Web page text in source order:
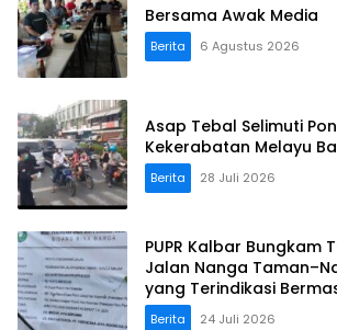
Bersama Awak Media
Berita 6 Agustus 2026
Asap Tebal Selimuti
Kekerabatan Melayu
Berita 28 Juli 2026
PUPR Kalbar Bungkam
Jalan Nanga
yang Terindikasi
Berita 24 Juli 2026